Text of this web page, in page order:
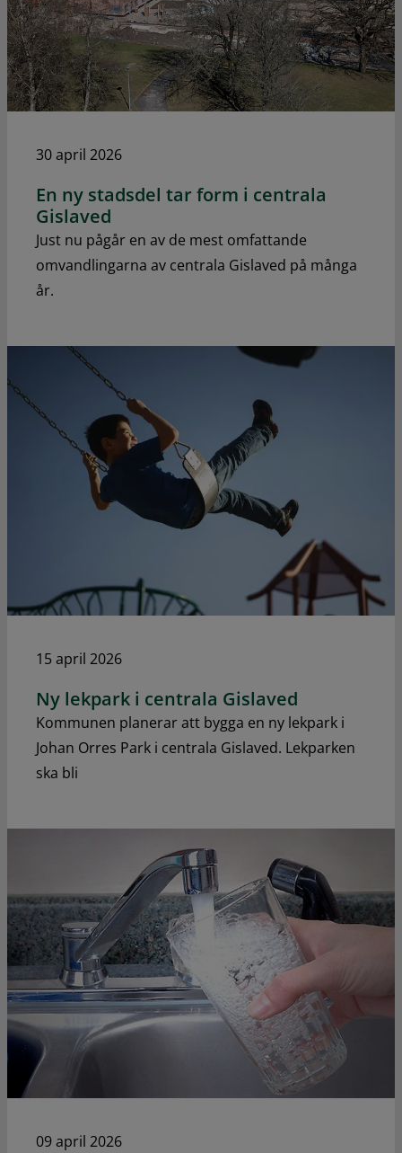
30 april 2026
En ny stadsdel tar form i centrala
Gislaved
Just nu pågår en av de mest omfattande
omvandlingarna av centrala Gislaved på många
år.
15 april 2026
Ny lekpark i centrala Gislaved
Kommunen planerar att bygga en ny lekpark i
Johan Orres Park i centrala Gislaved. Lekparken
ska bli
09 april 2026